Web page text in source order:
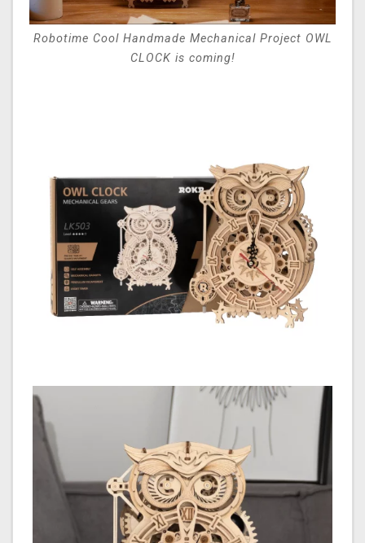
Robotime Cool Handmade Mechanical Project OWL
CLOCK is coming!